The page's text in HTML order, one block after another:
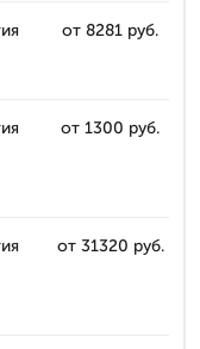
от 8281 руб.
от 1300 руб.
от 31320 руб.